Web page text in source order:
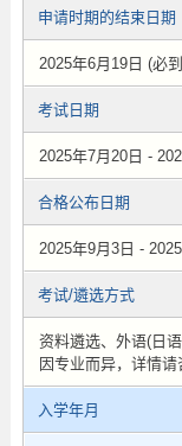
申请时期的结束日期
2025年6月19日 (必
考试日期
2025年7月20日 -
合格公布日期
2025年9月3日 -
考试/遴选方式
资料遴选、外语(日
因专业而异，详情请
入学年月